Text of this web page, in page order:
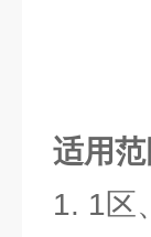
适用
1. 1区